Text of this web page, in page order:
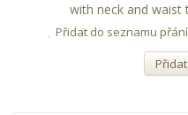
with neck and waist
Přidat do seznamu přání